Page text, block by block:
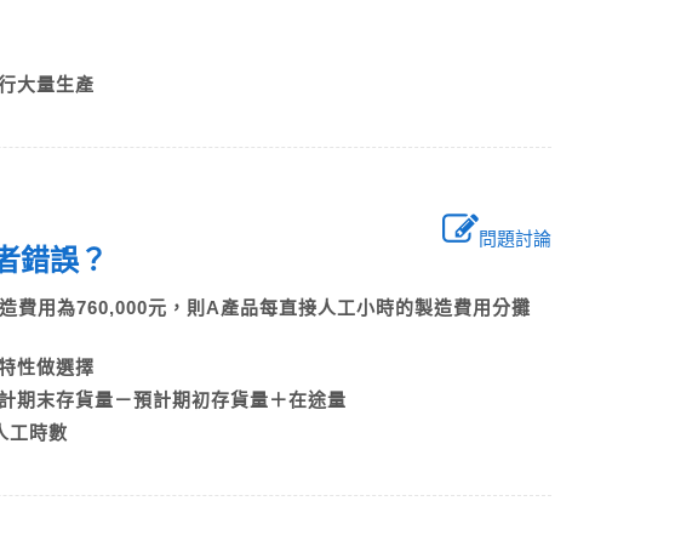
大量生產
問題討論
錯誤？
費用為760,000元，則A產品每直接人工小時的製造費用分攤
性做選擇
期末存貨量－預計期初存貨量＋在途量
工時數